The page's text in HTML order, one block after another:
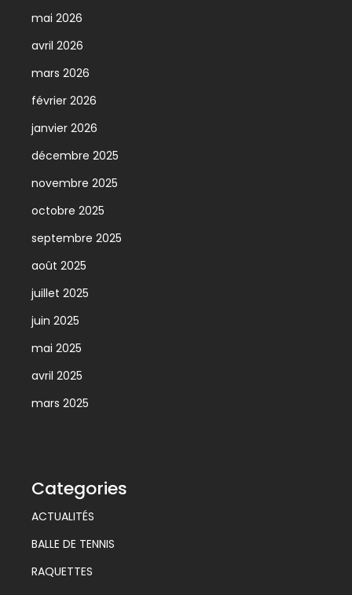
mai 2026
avril 2026
mars 2026
février 2026
janvier 2026
décembre 2025
novembre 2025
octobre 2025
septembre 2025
août 2025
juillet 2025
juin 2025
mai 2025
avril 2025
mars 2025
Categories
ACTUALITÉS
BALLE DE TENNIS
RAQUETTES